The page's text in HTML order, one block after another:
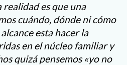
es que una
cuándo, dónde ni cómo
esta hacer la
en el núcleo familiar y
quizá pensemos «yo no